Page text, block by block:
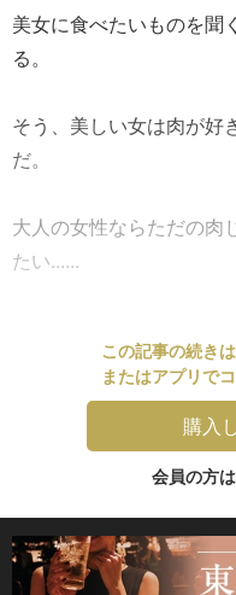
美女に食べたいものを聞
る。
そう、美しい女は肉が好
だ。
大人の女性ならただの肉
たい......
この記事の続き
またはアプリで
購入
会員の方は